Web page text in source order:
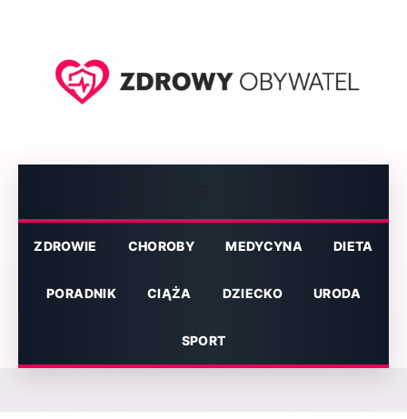
ZDROWIE CHOROBY MEDYCYNA DIETA
PORADNIK CIĄŻA DZIECKO URODA
SPORT